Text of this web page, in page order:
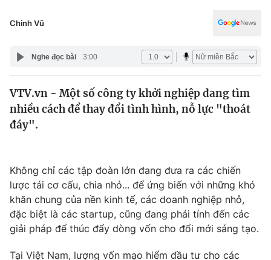
Pháp luật
Thế giới
Thế giới đó đây
Câu chuyện quốc tế
Tài chính
Thị trường
Góc doanh nghiệp
Dữ liệu và đời sống
Truyền hình
Phim VTV
Y tế
Công nghệ
Chinh Vũ
Nghe đọc bài 3:00
VTV.vn - Một số công ty khởi nghiệp đang tìm
nhiều cách để thay đổi tình hình, nỗ lực "thoát
đáy".
Không chỉ các tập đoàn lớn đang đưa ra các chiến
lược tái cơ cấu, chia nhỏ... để ứng biến với những khó
khăn chung của nền kinh tế, các doanh nghiệp nhỏ,
đặc biệt là các startup, cũng đang phải tính đến các
giải pháp để thúc đẩy dòng vốn cho đổi mới sáng tạo.
Tại Việt Nam, lượng vốn mạo hiểm đầu tư cho các